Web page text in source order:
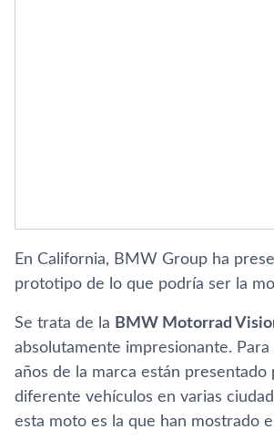
En California, BMW Group ha
prototipo de lo que podrí­a ser la
Se trata de la BMW Motorrad
absolutamente impresionante.
años de la marca están
diferente vehí­culos en varias
esta moto es la que han mostrado